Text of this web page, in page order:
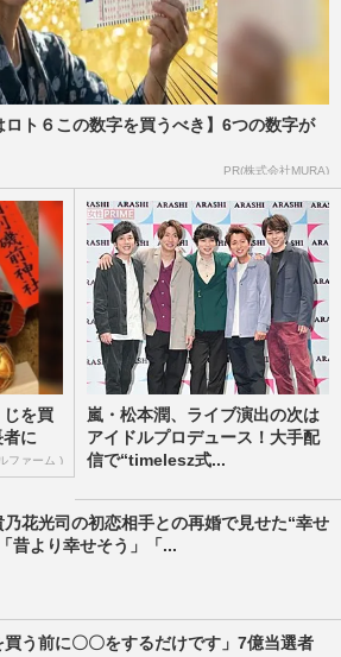
ロト６この数字を買うべき】6つの数字が
PR(株式会社MURA)
じを買
に
ファーム )
嵐・松本潤、ライブ演出の次は
アイドルプロデュース！大手配
信で“timelesz式...
乃花光司の初恋相手との再婚で見せた“幸せ
昔より幸せそう」「...
買う前に〇〇をするだけです」7億当選者